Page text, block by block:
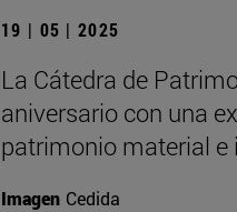
19 | 05 | 2025
La Cátedra de
aniversario con una
patrimonio material e
Imagen Cedida